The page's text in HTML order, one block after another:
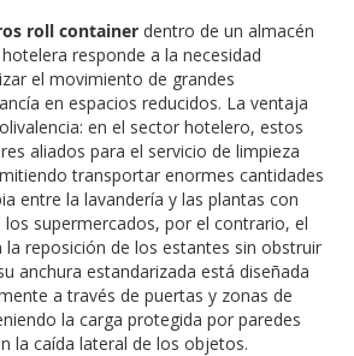
roll container dentro de un almacén
responde a la necesidad
el movimiento de grandes
en espacios reducidos. La ventaja
en el sector hotelero, estos
aliados para el servicio de limpieza
transportar enormes cantidades
entre la lavandería y las plantas con
los supermercados, por el contrario, el
reposición de los estantes sin obstruir
anchura estandarizada está diseñada
a través de puertas y zonas de
la carga protegida por paredes
la caída lateral de los objetos.